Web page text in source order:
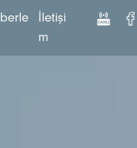
berle
letişi
m